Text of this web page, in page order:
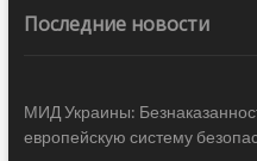
Последние новости
МИД Украины:
европейскую систему